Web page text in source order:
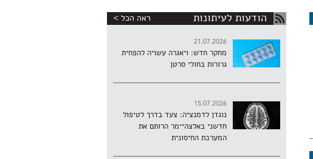
הודעות לעיתונות ראה הכל >
21.07.2026
מחקר חדש: ויאגרה עשויה להפחית
גרורות בחולי סרטן
15.07.2026
נוגדן לדמנציה: צעד בדרך לטיפול
חדשני באלצהיימר הרותם את
המערכת החיסונית